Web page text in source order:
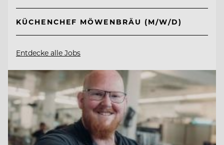
KÜCHENCHEF MÖWENBRÄU (M/W/D)
Entdecke alle Jobs